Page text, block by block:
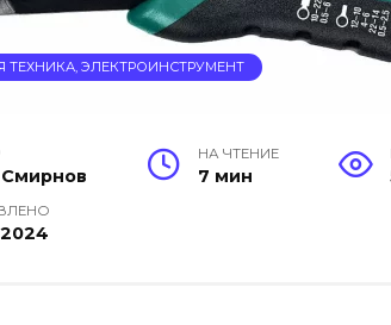
ТЕХНИКА, ЭЛЕКТРОИНСТРУМЕНТ
НА ЧТЕНИЕ
7 мин